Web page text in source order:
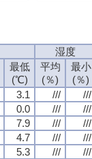
湿度
最低
(℃)
平均
(％)
最小
(％)
3.1 /// ///
0.0 /// ///
7.9 /// ///
4.7 /// ///
5.3 /// ///